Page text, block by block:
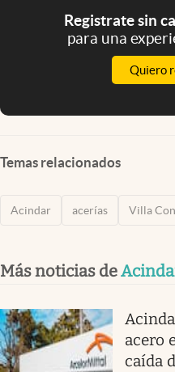
Registrate sin
para una
Quiero
Temas relacionados
Acindar acerías Villa
Más noticias de
acero
caída